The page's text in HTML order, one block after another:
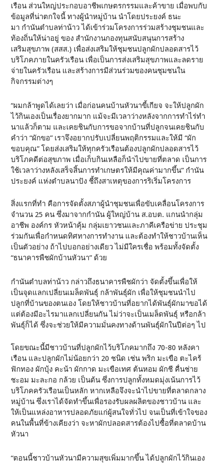
เรือน ส่วนใหญ่ประกอบอาชีพเกษตรกรรมและค้าขาย เมื่อพบกับ
ข้อมูลที่น่าตกใจนี้ ทางผู้นำหมู่บ้าน นำโดยประยงค์ ธนะ
มา กำนันตำบลท่าน้าว ได้เข้าร่วมโครงการร่วมสร้างชุมชนและ
ท้องถิ่นให้น่าอยู่ ของ สำนักงานกองทุนสนับสนุนการสร้าง
เสริมสุขภาพ (สสส.) เพื่อส่งเสริมให้ชุมชนปลูกผักปลอดสารไว้
บริโภคภายในครัวเรือน เพื่อเป็นการส่งเสริมสุขภาพและลดราย
จ่ายในครัวเรือน และสร้างการมีส่วนร่วมของคนชุมชนใน
กิจกรรมต่างๆ
“ผมกล้าพูดได้เลยว่า เมื่อก่อนคนบ้านหัวนาขี้เกียจ จะให้ปลูกผัก
ไว้กินเองเป็นเรื่องยากมาก แม้จะมีเวลาว่างหลังจากการทำไร่ทำ
นาแล้วก็ตาม และเคยชินกับการขอจากบ้านที่ปลูกจนเคยชินกับ
คำว่า “ผักขอ” เราจึงอยากปรับเปลี่ยนพฤติกรรมและให้มี “ผัก
ขอบคุณ” โดยส่งเสริมให้ทุกครัวเรือนต้องปลูกผักปลอดสารไว้
บริโภคดีต่อสุขภาพ เมื่อเก็บกินเหลือก็นำไปขายที่ตลาด เป็นการ
ใช้เวลาว่างหลังเสร็จสิ้นการทำเกษตรให้มีคุณค่ามากขึ้น” กำนัน
ประยงค์ แห่งตำบลนาปัง ชี้ถึงสาเหตุของการริเริ่มโครงการ
สิ่งแรกที่ทำ คือการจัดตั้งสภาผู้นำชุมชนเพื่อขับเคลื่อนโครงการ
จำนวน 25 คน ซึ่งมาจากกำนัน ผู้ใหญ่บ้าน ส.อบต. แกนนำกลุ่ม
อาชีพ องค์กร หัวหน้าคุ้ม กลุ่มเยาวชนและภาคีเครือข่าย ประชุม
ร่วมกันเพื่อกำหนดทิศทางการทำงาน และต้องทำให้ชาวบ้านเห็น
เป็นตัวอย่าง ถ้าไปบอกอย่างเดียว ไม่มีใครเชื่อ พร้อมทั้งจัดตั้ง
“ธนาคารพืชผักบ้านหัวนา” ด้วย
กำนันตำบลท่าน้าว กล่าวถึงธนาคารพืชผักว่า จัดตั้งขึ้นเพื่อให้
เป็นจุดแลกเปลี่ยนเมล็ดพันธุ์ กล้าพันธุ์ผัก เพื่อให้ชุมชนนำไป
ปลูกที่บ้านของตนเอง โดยให้ชาวบ้านที่อยากได้พันธุ์ผักมาขอได้
แต่ต้องมีอะไรมาแลกเปลี่ยนกัน ไม่ว่าจะเป็นเมล็ดพันธุ์ หรือกล้า
พันธุ์ก็ได้ ซึ่งจะช่วยให้มีความมั่นคงทางด้านพันธุ์ผักในปีต่อๆ ไป
โดยขณะนี้มีชาวบ้านที่ปลูกผักไว้บริโภคมากถึง 70-80 หลังคา
เรือน และปลูกผักไม่น้อยกว่า 20 ชนิด เช่น พริก มะเขือ ตะไคร้
ฟักทอง ผักบุ้ง คะน้า ผักกาด มะเขือเทศ ต้นหอม ผักชี คื่นช่าย
ชะอม มะละกอ กล้วย เป็นต้น ซึ่งการปลูกทั้งหมดมุ่งเน้นการไว้
บริโภคครัวเรือนเป็นหลัก หากเหลือจึงจะนำไปขายที่ตลาดกลาง
หมู่บ้าน ซึ่งเราได้จัดทำขึ้นเพื่อรองรับผลผลิตของชาวบ้าน และ
ให้เป็นแหล่งอาหารปลอดภัยแก่ผู้สนใจทั่วไป จนเป็นที่เข้าใจของ
คนในพื้นที่ข้างเคียงว่า จะหาผักปลอดสารต้องไปซื้อที่ตลาดบ้าน
หัวนา
“ตอนนี้ชาวบ้านหัวนามีความสุขเพิ่มมากขึ้น ได้ปลูกผักไว้กินเอง